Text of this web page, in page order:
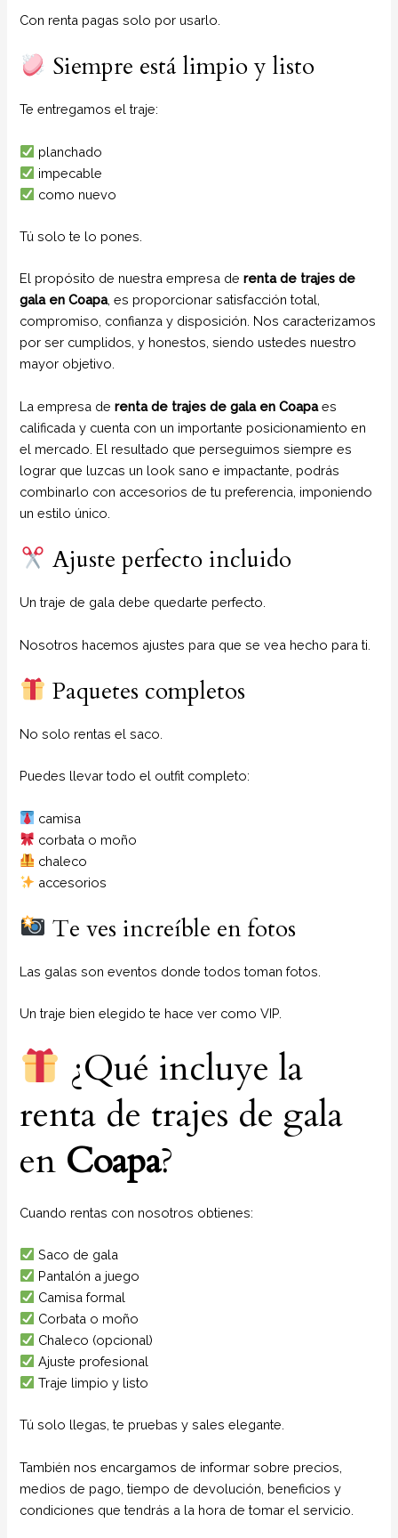
Con renta pagas solo por usarlo.
Siempre está limpio y listo
Te entregamos el traje:
planchado
impecable
como nuevo
Tú solo te lo pones.
El propósito de nuestra empresa derenta de trajes de
gala en Coapa, es proporcionar satisfacción total,
compromiso, confianza y disposición. Nos caracterizamos
por ser cumplidos, y honestos, siendo ustedes nuestro
mayor objetivo.
La empresa derenta de trajes de gala en Coapaes
calificada y cuenta con un importante posicionamiento en
el mercado. El resultado que perseguimos siempre es
lograr que luzcas un look sano e impactante, podrás
combinarlo con accesorios de tu preferencia, imponiendo
un estilo único.
Ajuste perfecto incluido
Un traje de gala debe quedarte perfecto.
Nosotros hacemos ajustes para que se vea hecho para ti.
Paquetes completos
No solo rentas el saco.
Puedes llevar todo el outfit completo:
camisa
corbata o moño
chaleco
accesorios
Te ves increíble en fotos
Las galas son eventos donde todos toman fotos.
Un traje bien elegido te hace ver como VIP.
¿Qué incluye la
renta de trajes de gala
en Coapa?
Cuando rentas con nosotros obtienes:
Saco de gala
Pantalón a juego
Camisa formal
Corbata o moño
Chaleco (opcional)
Ajuste profesional
Traje limpio y listo
Tú solo llegas, te pruebas y sales elegante.
También nos encargamos de informar sobre precios,
medios de pago, tiempo de devolución, beneficios y
condiciones que tendrás a la hora de tomar el servicio.